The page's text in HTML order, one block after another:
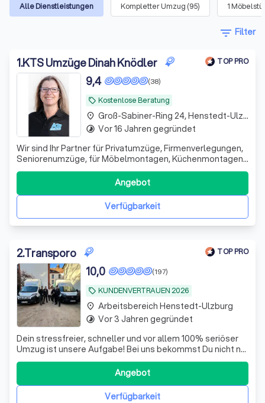
Alle Dienstleistungen Kompletter Umzug (95) 1
filter_list Filter
1.KTS Umzüge Dinah Knödler TOP PRO
local_offer Kostenlose Beratung
(38)
9,4
Wir sind Ihr Partner für Privatumzüge, Firmenverlegungen,
Seniorenumzüge, für Möbelmontagen, Küchenmontagen
und Räumungen in Hamburg, Schleswig-Holstein, sowie in
Henstedt-Ulzburg und Umgebung. Wir bieten keine
internationalen Umzüge an, nur innerhalb von Deutschland.
Unsere erfahrenen Mitarbeiter z
Verfügbarkeit
Angebot
place Groß-Sabiner-Ring 24, Henstedt-Ulzburg
timelapse Vor 16 Jahren gegründet
2.Transporo TOP PRO
local_offer KUNDENVERTRAUEN 2026
(197)
10,0
Dein stressfreier, schneller und vor allem 100% seriöser
Umzug ist unsere Aufgabe! Bei uns bekommst Du nicht nur
einen Festpreis, der auch wirklich fest ist, sondern vor
allem auch unser Versprechen, dass alles so geplant wird
wie Du es brauchst. Versteckte Kosten und
Unzuverlässigkeiten sind so gar
Verfügbarkeit
Angebot
place Arbeitsbereich Henstedt-Ulzburg
timelapse Vor 3 Jahren gegründet